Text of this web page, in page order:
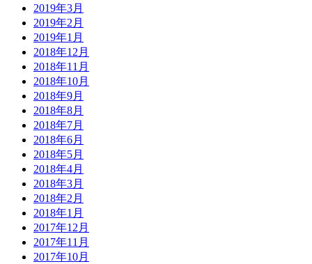
2019年3月
2019年2月
2019年1月
2018年12月
2018年11月
2018年10月
2018年9月
2018年8月
2018年7月
2018年6月
2018年5月
2018年4月
2018年3月
2018年2月
2018年1月
2017年12月
2017年11月
2017年10月